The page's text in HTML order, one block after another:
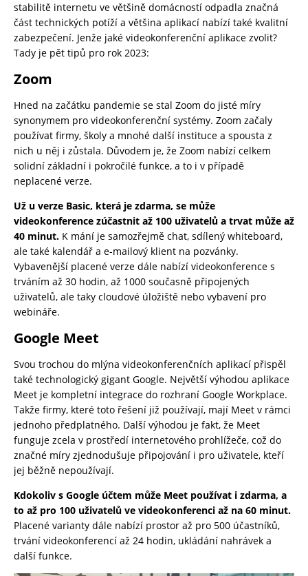
stabilitě internetu ve většině domácností odpadla značná
část technických potíží a většina aplikací nabízí také kvalitní
zabezpečení. Jenže jaké videokonferenční aplikace zvolit?
Tady je pět tipů pro rok 2023:
Zoom
Hned na začátku pandemie se stal Zoom do jisté míry
synonymem pro videokonferenční systémy. Zoom začaly
používat firmy, školy a mnohé další instituce a spousta z
nich u něj i zůstala. Důvodem je, že Zoom nabízí celkem
solidní základní i pokročilé funkce, a to i v případě
neplacené verze.
Už u verze Basic, která je zdarma, se může
videokonference zúčastnit až 100 uživatelů a trvat může až
40 minut. K mání je samozřejmě chat, sdílený whiteboard,
ale také kalendář a e-mailový klient na pozvánky.
Vybavenější placené verze dále nabízí videokonference s
trváním až 30 hodin, až 1000 současně připojených
uživatelů, ale taky cloudové úložiště nebo vybavení pro
webináře.
Google Meet
Svou trochou do mlýna videokonferenčních aplikací přispěl
také technologický gigant Google. Největší výhodou aplikace
Meet je kompletní integrace do rozhraní Google Workplace.
Takže firmy, které toto řešení již používají, mají Meet v rámci
jednoho předplatného. Další výhodou je fakt, že Meet
funguje zcela v prostředí internetového prohlížeče, což do
značné míry zjednodušuje připojování i pro uživatele, kteří
jej běžně nepoužívají.
Kdokoliv s Google účtem může Meet používat i zdarma, a
to až pro 100 uživatelů ve videokonferenci až na 60 minut.
Placené varianty dále nabízí prostor až pro 500 účastníků,
trvání videokonferencí až 24 hodin, ukládání nahrávek a
další funkce.